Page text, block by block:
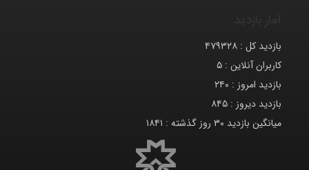
بازدید کل : ۴۷۹۳۲۸
کاربران آنلاین : ۵
بازدید امروز : ۲۴۰
بازدید دیروز : ۸۴۵
میانگین بازدید ۳۰ روز گذشته :
۱۸۴۱